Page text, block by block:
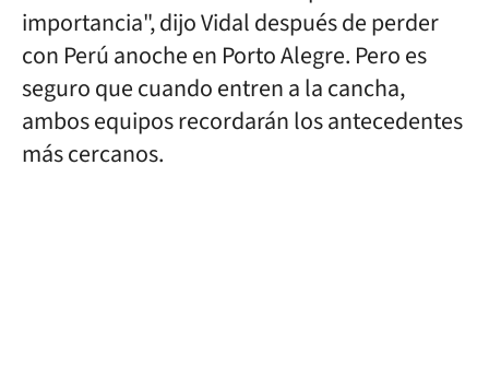
importancia", dijo Vidal después de perder
con Perú anoche en Porto Alegre. Pero es
seguro que cuando entren a la cancha,
ambos equipos recordarán los antecedentes
más cercanos.